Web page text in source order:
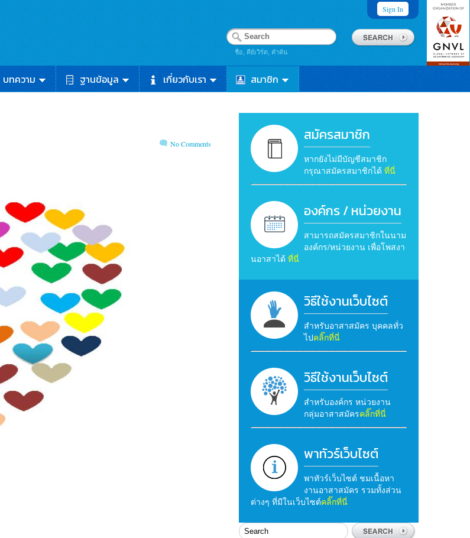
Sign In
ชื่อ, คีย์เวิร์ด, คำค้น
บทความ ฐานข้อมูล เกี่ยวกับเรา สมาชิก
No Comments สมัครสมาชิก
หากยังไม่มีบัญชีสมาชิก
กรุณาสมัครสมาชิกได้ ที่นี่
องค์กร / หน่วยงาน
สามารถสมัครสมาชิกในนาม
องค์กร/หน่วยงาน เพื่อโพสงา
นอาสาได้ ที่นี่
วิธีใช้งานเว็บไซต์
สำหรับอาสาสมัคร บุคคลทั่ว
ไปคลิ๊กที่นี่
วิธีใช้งานเว็บไซต์
สำหรับองค์กร หน่วยงาน
กลุ่มอาสาสมัครคลิ๊กที่นี่
พาทัวร์เว็บไซต์
พาทัวร์เว็บไซต์ ชมเนื้อหา
งานอาสาสมัคร รวมทั้งส่วน
ต่างๆ ที่มีในเว็บไซต์คลิ๊กที่นี่